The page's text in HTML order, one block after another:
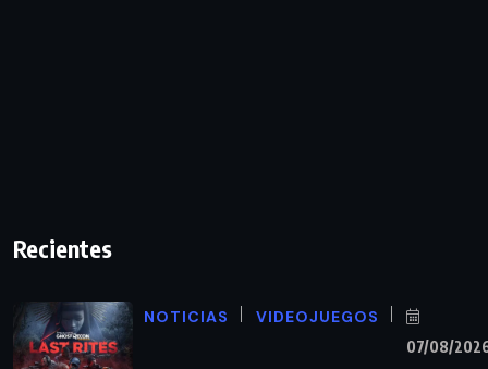
Recientes
NOTICIAS VIDEOJUEGOS
07/08/